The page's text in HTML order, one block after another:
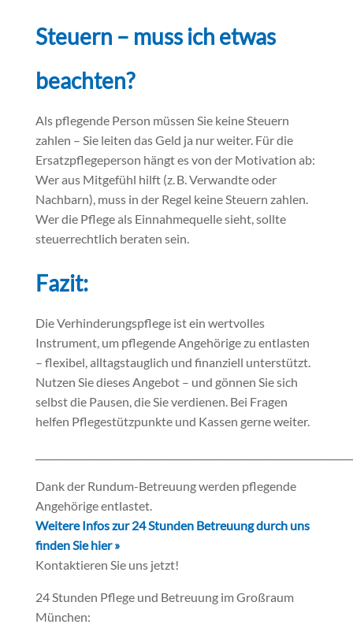
Steuern – muss ich etwas
beachten?
Als pflegende Person müssen Sie keine Steuern
zahlen – Sie leiten das Geld ja nur weiter. Für die
Ersatzpflegeperson hängt es von der Motivation ab:
Wer aus Mitgefühl hilft (z. B. Verwandte oder
Nachbarn), muss in der Regel keine Steuern zahlen.
Wer die Pflege als Einnahmequelle sieht, sollte
steuerrechtlich beraten sein.
Fazit:
Die Verhinderungspflege ist ein wertvolles
Instrument, um pflegende Angehörige zu entlasten
– flexibel, alltagstauglich und finanziell unterstützt.
Nutzen Sie dieses Angebot – und gönnen Sie sich
selbst die Pausen, die Sie verdienen. Bei Fragen
helfen Pflegestützpunkte und Kassen gerne weiter.
Dank der Rundum-Betreuung werden pflegende
Angehörige entlastet.
Weitere Infos zur 24 Stunden Betreuung durch uns
finden Sie hier »
Kontaktieren Sie uns jetzt!
24 Stunden Pflege und Betreuung im Großraum
München: